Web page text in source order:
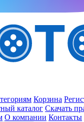
Корзина
каталог Скачать
О компании Контакты